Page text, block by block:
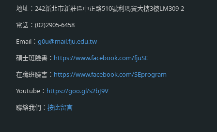
地址：242新北市新莊區中正路510號利瑪竇大樓3樓LM309-2
電話：(02)2905-6458
Email： g0u@mail.fju.edu.tw
碩士班臉書： https://www.facebook.com/fjuSE
在職班臉書： https://www.facebook.com/SEprogram
Youtube： https://goo.gl/s2bJ9V
聯絡我們： 按此留言